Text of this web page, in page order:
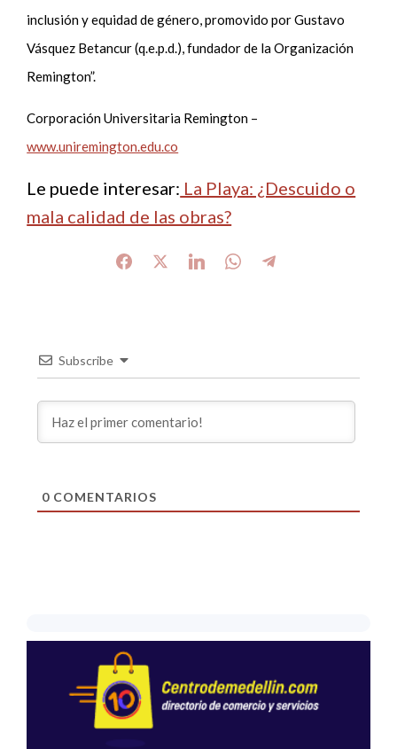
inclusión y equidad de género, promovido por Gustavo
Vásquez Betancur (q.e.p.d.), fundador de la Organización
Remington”.
Corporación Universitaria Remington –
www.uniremington.edu.co
Le puede interesar: La Playa: ¿Descuido o
mala calidad de las obras?
Subscribe
0COMENTARIOS